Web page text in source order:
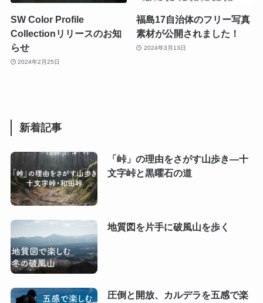
SW Color Profile
Collectionリリースのお知
らせ
2024年2月25日
福島17自治体のフリー写真
素材が公開されました！
2024年3月13日
新着記事
「峠」の理由をさがす山歩き―十
文字峠と黒曜石の道
地質図を片手に破風山を歩く
圧倒と開放、カルデラを五感で楽